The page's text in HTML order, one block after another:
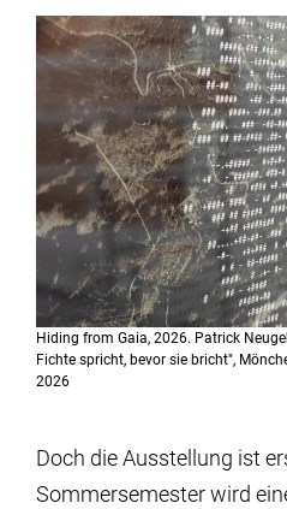
Hiding from Gaia, 2026. Patrick
Fichte spricht, bevor sie bricht",
2026
Doch die Ausstellung ist
Sommersemester wird